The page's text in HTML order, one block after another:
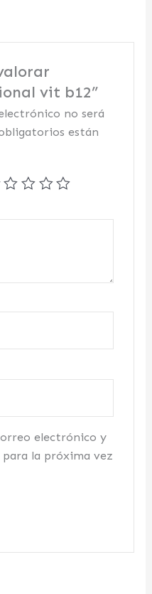
vit b12”
no será
están
electrónico y
la próxima vez